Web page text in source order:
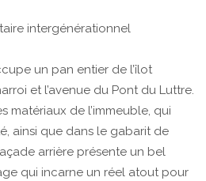
intergénérationnel
un pan entier de l’îlot
et l’avenue du Pont du Luttre.
matériaux de l’immeuble, qui
ainsi que dans le gabarit de
arrière présente un bel
qui incarne un réel atout pour